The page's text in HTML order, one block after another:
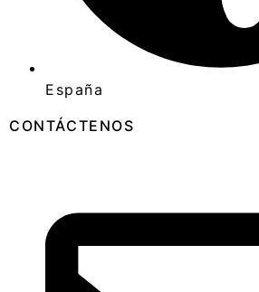
España
CONTÁCTENOS